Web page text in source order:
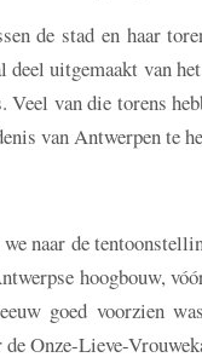
de stad en haar
uitgemaakt van
Veel van die torens
van Antwerpen te
naar de
hoogbouw,
goed voorzien
Onze-Lieve-